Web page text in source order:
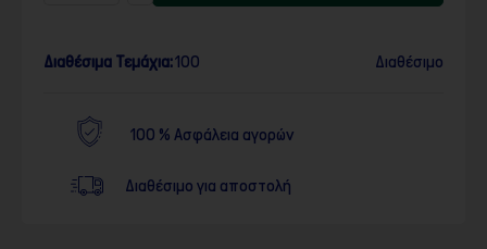
Διαθέσιμα Τεμάχια:100 Διαθέσιμο
100 % Ασφάλεια αγορών
Διαθέσιμο για αποστολή